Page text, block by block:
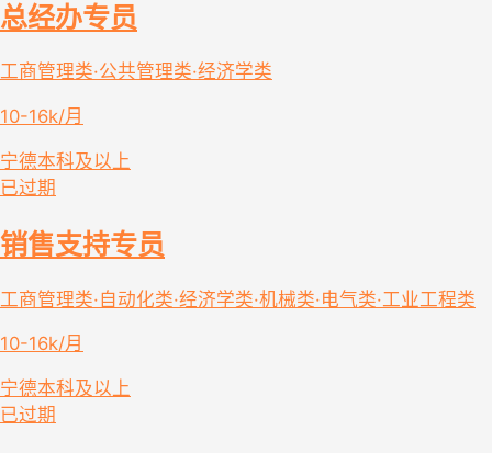
总经办专员
工商管理类·公共管理类·经济学类
10-16k/月
宁德本科及以上
已过期
销售支持专员
工商管理类·自动化类·经济学类·机械类·电气类·工业工程类
10-16k/月
宁德本科及以上
已过期